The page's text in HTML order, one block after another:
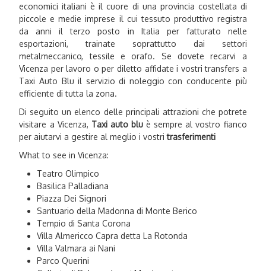
economici italiani è il cuore di una provincia costellata di
piccole e medie imprese il cui tessuto produttivo registra
da anni il terzo posto in Italia per fatturato nelle
esportazioni, trainate soprattutto dai settori
metalmeccanico, tessile e orafo. Se dovete recarvi a
Vicenza per lavoro o per diletto affidate i vostri transfers a
Taxi Auto Blu il servizio di noleggio con conducente più
efficiente di tutta la zona.
Di seguito un elenco delle principali attrazioni che potrete
visitare a Vicenza, Taxi auto blu è sempre al vostro fianco
per aiutarvi a gestire al meglio i vostritrasferimenti
What to see in Vicenza:
Teatro Olimpico
Basilica Palladiana
Piazza Dei Signori
Santuario della Madonna di Monte Berico
Tempio di Santa Corona
Villa Almericco Capra detta La Rotonda
Villa Valmara ai Nani
Parco Querini